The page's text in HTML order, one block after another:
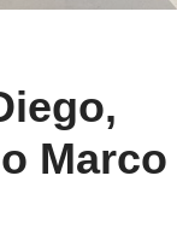
Marco